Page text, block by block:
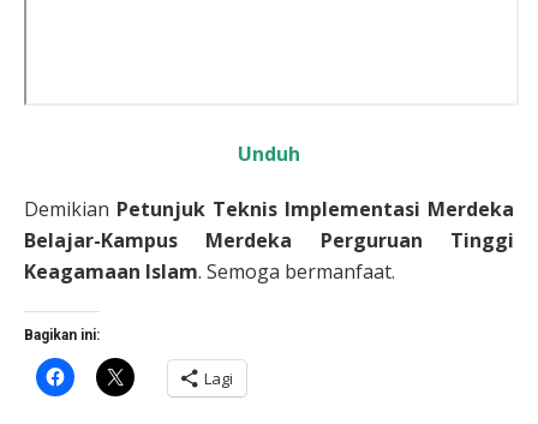
Unduh
Demikian Petunjuk Teknis Implementasi Merdeka
Belajar-Kampus Merdeka Perguruan Tinggi
Keagamaan Islam. Semoga bermanfaat.
Bagikan ini:
Klik
untuk
Klik
untuk
berbagi
Lagi